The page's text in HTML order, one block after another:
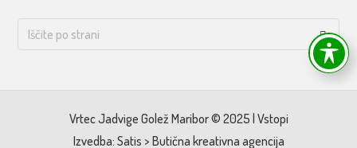
Vrtec Jadvige Golež Maribor © 2025 | Vstopi
Izvedba: Satis > Butična kreativna agencija